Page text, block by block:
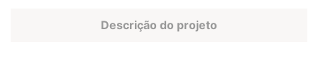
Descrição do projeto